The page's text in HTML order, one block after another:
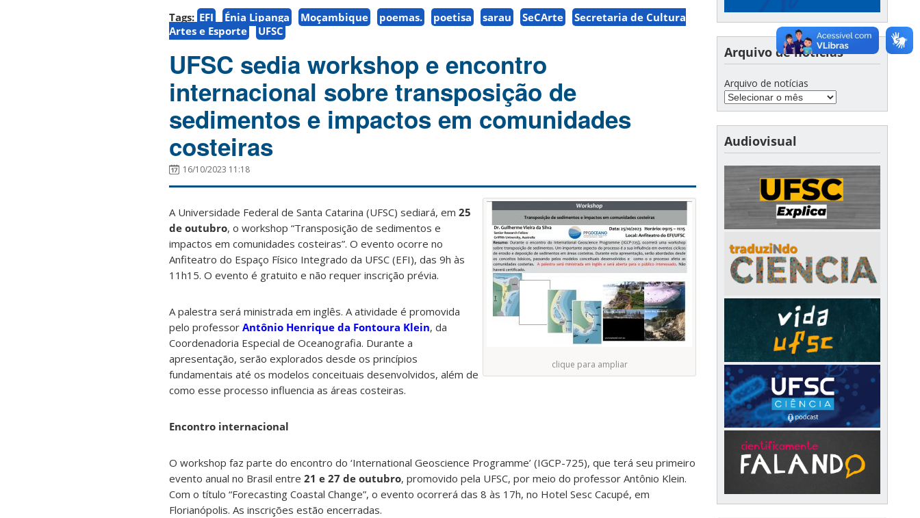
Tags: EFI Énia Lipanga Moçambique poemas. poetisa sarau SeCArte
Secretaria de Cultura
Artes e Esporte
UFSC
UFSC sedia workshop e encontro
internacional sobre transposição de
sedimentos e impactos em comunidades
costeiras
16/10/2023 11:18
clique para ampliar
A Universidade Federal de Santa Catarina (UFSC) sediará, em 25
de outubro, o workshop “Transposição de sedimentos e
impactos em comunidades costeiras”. O evento ocorre no
Anfiteatro do Espaço Físico Integrado da UFSC (EFI), das 9h às
11h15. O evento é gratuito e não requer inscrição prévia.
A palestra será ministrada em inglês. A atividade é promovida
pelo professor Antônio Henrique da Fontoura Klein, da
Coordenadoria Especial de Oceanografia. Durante a
apresentação, serão explorados desde os princípios
fundamentais até os modelos conceituais desenvolvidos, além de
como esse processo influencia as áreas costeiras.
Encontro internacional
O workshop faz parte do encontro do ‘International Geoscience Programme’ (IGCP-725), que terá seu primeiro
evento anual no Brasil entre 21 e 27 de outubro, promovido pela UFSC, por meio do professor Antônio Klein.
Com o título “Forecasting Coastal Change”, o evento ocorrerá das 8 às 17h, no Hotel Sesc Cacupé, em
Florianópolis. As inscrições estão encerradas.
Arquivo de notícias
Arquivo de notícias
Audiovisual